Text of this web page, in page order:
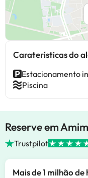
Caraterísticas do
Estacionamento
Piscina
Reserve em
Trustpilot
Mais de 1 milhão de